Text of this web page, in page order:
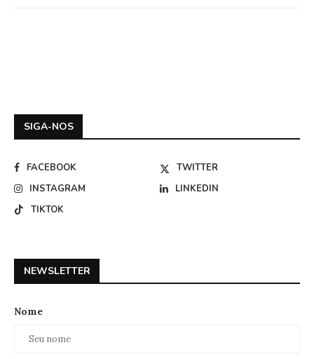
SIGA-NOS
FACEBOOK
TWITTER
INSTAGRAM
LINKEDIN
TIKTOK
NEWSLETTER
Nome